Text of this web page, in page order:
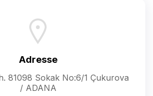
Adresse
81098 Sokak No:6/1 Çukurova
/ ADANA